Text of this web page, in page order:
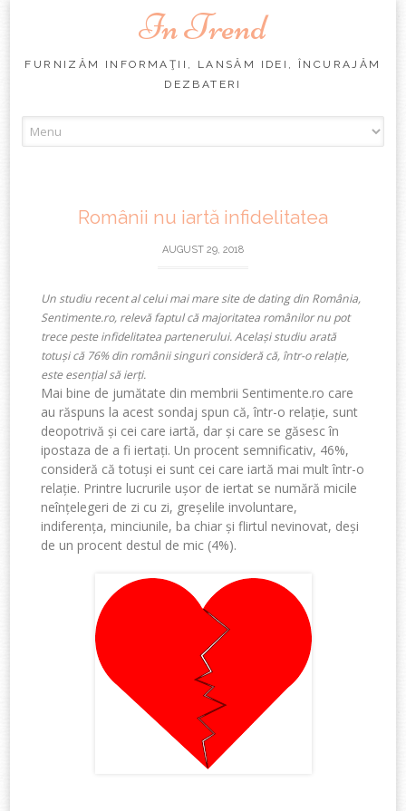
In Trend
FURNIZĂM INFORMAŢII, LANSĂM IDEI, ÎNCURAJĂM
DEZBATERI
to
Românii nu iartă infidelitatea
AUGUST 29, 2018
Un studiu recent al celui mai mare site de dating din România,
Sentimente.ro, relevă faptul că majoritatea românilor nu pot
trece peste infidelitatea partenerului. Același studiu arată
totuși că 76% din românii singuri consideră că, într-o relație,
este esențial să ierți.
Mai bine de jumătate din membrii Sentimente.ro care
au răspuns la acest sondaj spun că, într-o relație, sunt
deopotrivă și cei care iartă, dar și care se găsesc în
ipostaza de a fi iertați. Un procent semnificativ, 46%,
consideră că totuși ei sunt cei care iartă mai mult într-o
relație. Printre lucrurile ușor de iertat se numără micile
neînțelegeri de zi cu zi, greșelile involuntare,
indiferența, minciunile, ba chiar și flirtul nevinovat, deși
de un procent destul de mic (4%).